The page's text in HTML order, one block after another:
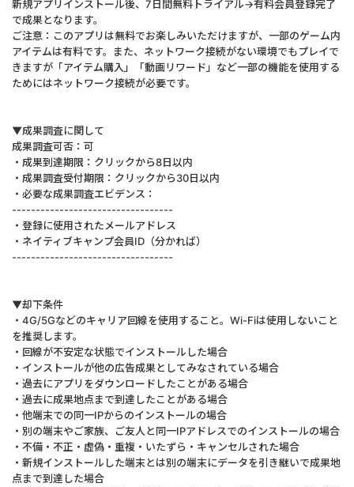
新規アプリインストール後、7日間無料トライアル→有料会員登録完了
で成果となります。
ご注意：このアプリは無料でお楽しみいただけますが、一部のゲーム内
アイテムは有料です。また、ネットワーク接続がない環境でもプレイで
きますが「アイテム購入」「動画リワード」など一部の機能を使用する
ためにはネットワーク接続が必要です。
▼成果調査に関して
成果調査可否：可
・成果到達期限：クリックから8日以内
・成果調査受付期限：クリックから30日以内
・必要な成果調査エビデンス：
----------------------------------
・登録に使用されたメールアドレス
・ネイティブキャンプ会員ID（分かれば）
----------------------------------
▼却下条件
・4G/5Gなどのキャリア回線を使用すること。Wi-Fiは使用しないこと
を推奨します。
・回線が不安定な状態でインストールした場合
・インストールが他の広告成果としてみなされている場合
・過去にアプリをダウンロードしたことがある場合
・過去に成果地点まで到達したことがある場合
・他端末での同一IPからのインストールの場合
・別の端末やご家族、ご友人と同一IPアドレスでのインストールの場合
・不備・不正・虚偽・重複・いたずら・キャンセルされた場合
・新規インストールした端末とは別の端末にデータを引き継いで成果地
点まで到達した場合